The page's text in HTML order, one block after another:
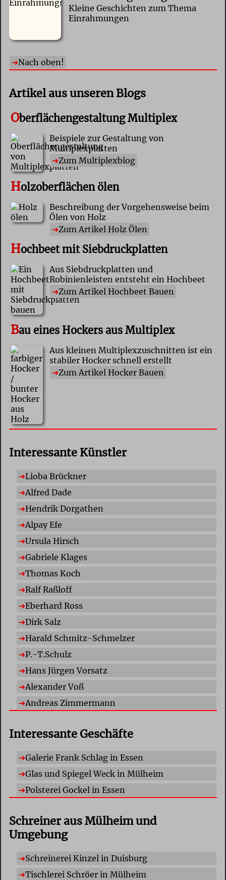
Kleine Geschichten zum Thema
Einrahmungen
Nach oben!
Artikel aus unseren Blogs
Oberflächengestaltung Multiplex
Beispiele zur Gestaltung von
Multiplexplatten
Zum Multiplexblog
Holzoberflächen ölen
Beschreibung der Vorgehensweise beim
Ölen von Holz
Zum Artikel Holz Ölen
Hochbeet mit Siebdruckplatten
Aus Siebdruckplatten und
Robinienleisten entsteht ein Hochbeet
Zum Artikel Hochbeet Bauen
Bau eines Hockers aus Multiplex
Aus kleinen Multiplexzuschnitten ist ein
stabiler Hocker schnell erstellt
Zum Artikel Hocker Bauen
Interessante Künstler
Lioba Brückner
Alfred Dade
Hendrik Dorgathen
Alpay Efe
Ursula Hirsch
Gabriele Klages
Thomas Koch
Ralf Raßloff
Eberhard Ross
Dirk Salz
Harald Schmitz-Schmelzer
P.-T.Schulz
Hans Jürgen Vorsatz
Alexander Voß
Andreas Zimmermann
Interessante Geschäfte
Galerie Frank Schlag in Essen
Glas und Spiegel Weck in Mülheim
Polsterei Gockel in Essen
Schreiner aus Mülheim und
Umgebung
Schreinerei Kinzel in Duisburg
Tischlerei Schröer in Mülheim